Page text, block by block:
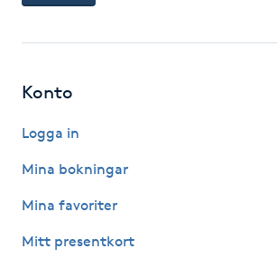
Frekvensterapi
Frisör
Funktionsanalys
Konto
Logga in
Mina bokningar
Mina favoriter
Mitt presentkort